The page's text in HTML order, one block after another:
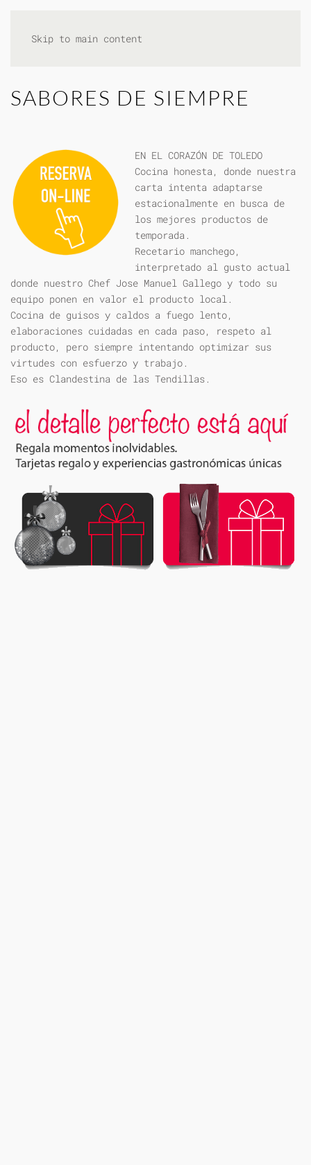
Skip to main content
SABORES DE SIEMPRE
EN EL CORAZÓN DE TOLEDO
Cocina honesta, donde nuestra
carta intenta adaptarse
estacionalmente en busca de
los mejores productos de
temporada.
Recetario manchego,
interpretado al gusto actual
donde nuestro Chef Jose Manuel Gallego y todo su
equipo ponen en valor el producto local.
Cocina de guisos y caldos a fuego lento,
elaboraciones cuidadas en cada paso, respeto al
producto, pero siempre intentando optimizar sus
virtudes con esfuerzo y trabajo.
Eso es Clandestina de las Tendillas.